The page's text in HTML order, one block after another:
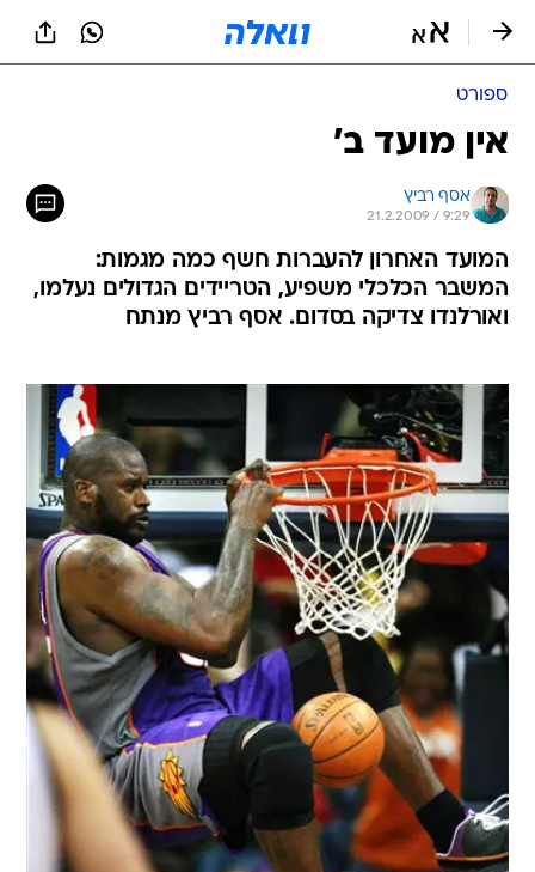
ספורט
אין מועד ב'
אסף רביץ
21.2.2009 / 9:29
המועד האחרון להעברות חשף כמה מגמות:
המשבר הכלכלי משפיע, הטריידים הגדולים נעלמו,
ואורלנדו צדיקה בסדום. אסף רביץ מנתח